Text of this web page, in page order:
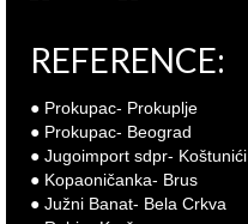
REFERENCE:
● Prokupac- Prokuplje
● Prokupac- Beograd
● Jugoimport sdpr- Koštunići
● Kopaoničanka- Brus
● Južni Banat- Bela Crkva